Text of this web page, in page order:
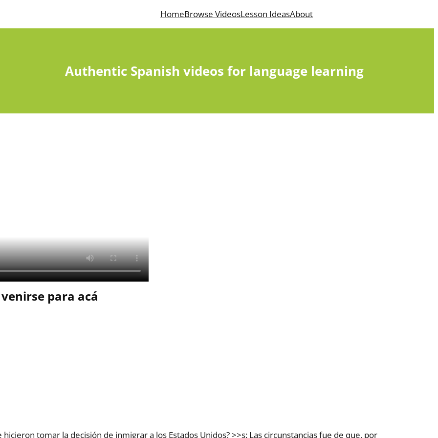
HomeBrowse VideosLesson IdeasAbout
Authentic Spanish videos for language learning
para acá
tomar la decisión de inmigrar a los Estados Unidos? >>s: Las circunstancias fue de que, por